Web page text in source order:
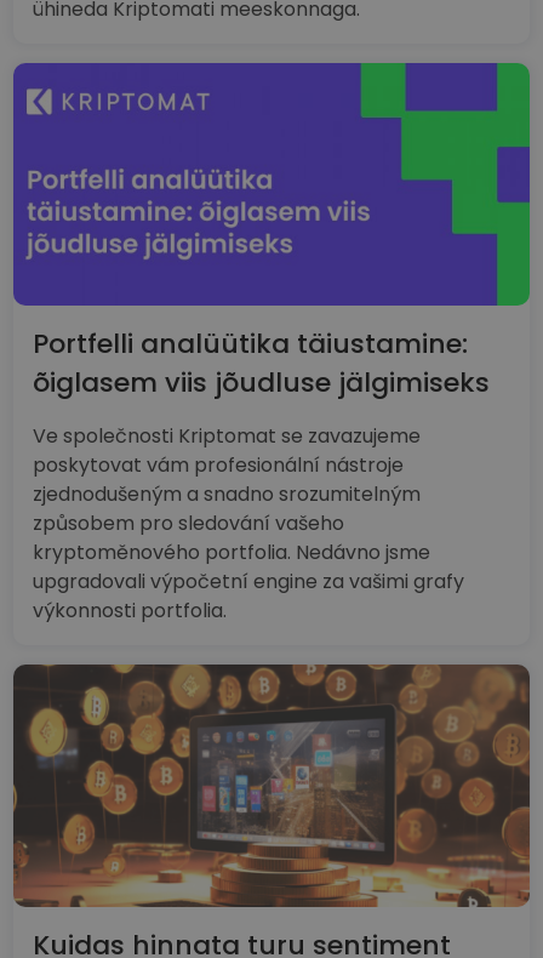
ühineda Kriptomati meeskonnaga.
Portfelli analüütika täiustamine:
õiglasem viis jõudluse jälgimiseks
Ve společnosti Kriptomat se zavazujeme
poskytovat vám profesionální nástroje
zjednodušeným a snadno srozumitelným
způsobem pro sledování vašeho
kryptoměnového portfolia. Nedávno jsme
upgradovali výpočetní engine za vašimi grafy
výkonnosti portfolia.
Kuidas hinnata turu sentiment